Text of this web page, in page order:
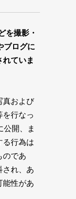
を撮影・
ブログに
ていま
真および
を行なっ
公開、ま
る行為は
のであ
され、あ
能性があ